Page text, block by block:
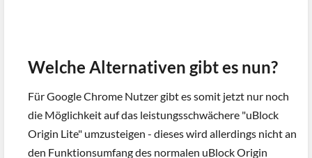
Welche Alternativen gibt es nun?
Für Google Chrome Nutzer gibt es somit jetzt nur noch
die Möglichkeit auf das leistungsschwächere "uBlock
Origin Lite" umzusteigen - dieses wird allerdings nicht an
den Funktionsumfang des normalen uBlock Origin